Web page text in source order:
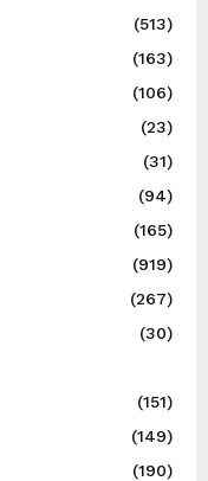
(513)
(163)
(106)
(23)
(31)
(94)
(165)
(919)
(267)
(30)
(151)
(149)
(190)